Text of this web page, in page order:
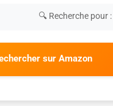
🔍 Recherche pour :
sur Amazon